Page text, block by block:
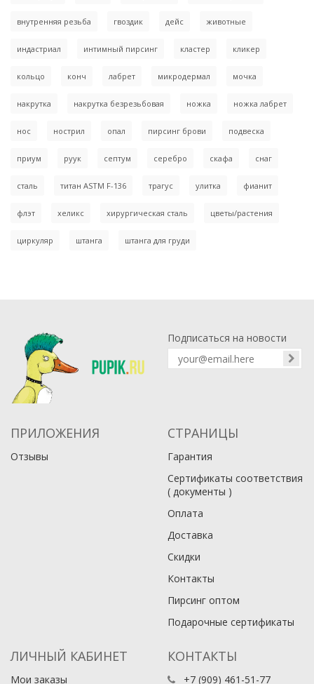
внутренняя резьба гвоздик дейс животные
индастриал интимный пирсинг кластер кликер
кольцо конч лабрет микродермал мочка
накрутка накрутка безрезьбовая ножка ножка лабрет
нос нострил опал пирсинг брови подвеска
приум руук септум серебро скафа снаг
сталь титан ASTM F-136 трагус улитка фианит
флэт хеликс хирургическая сталь цветы/растения
циркуляр штанга штанга для груди
Подписаться на новости
ПРИЛОЖЕНИЯ
Отзывы
СТРАНИЦЫ
Гарантия
Сертификаты соответствия
( документы )
Оплата
Доставка
Скидки
Контакты
Пирсинг оптом
Подарочные сертификаты
ЛИЧНЫЙ КАБИНЕТ
Мои заказы
КОНТАКТЫ
+7 (909) 461-51-77